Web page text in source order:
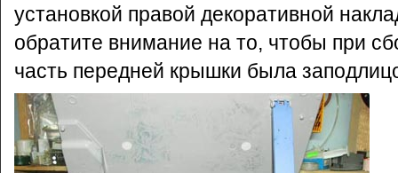
установкой правой декоративной
обратите внимание на то, чтобы при
часть передней крышки была